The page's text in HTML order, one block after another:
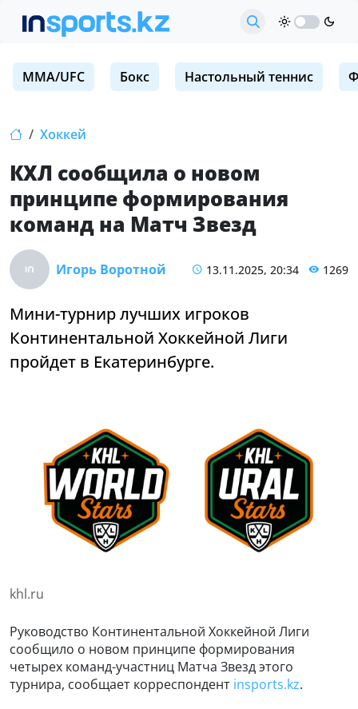
MMA/UFC Бокс Настольный теннис
Хоккей
КХЛ сообщила о новом
принципе формирования
команд на Матч Звезд
Игорь Воротной 13.11.2025, 20:34 1269
Мини-турнир лучших игроков
Континентальной Хоккейной Лиги
пройдет в Екатеринбурге.
khl.ru
Руководство Континентальной Хоккейной Лиги
сообщило о новом принципе формирования
четырех команд-участниц Матча Звезд этого
турнира, сообщает корреспондент insports.kz.